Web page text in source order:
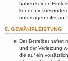
haben keinen
können
untersagen oder auf
5. GEWÄHRLEISTUNG
Der Betreiber haftet
und der Verletzung
die auf ein